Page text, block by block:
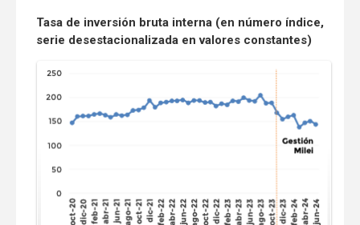
Tasa de inversión bruta interna (en número índice,
serie desestacionalizada en valores constantes)